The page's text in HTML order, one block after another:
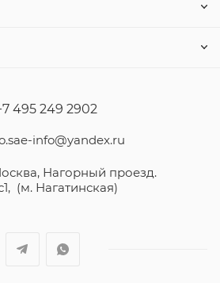
495 249 2902
info@yandex.ru
Нагорный проезд.
(м. Нагатинская)